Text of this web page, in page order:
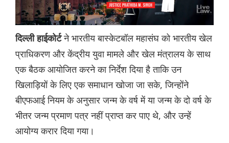
दिल्ली हाईकोर्टने भारतीय बास्केटबॉल महासंघ को भारतीय खेल
प्राधिकरण और केंद्रीय युवा मामले और खेल मंत्रालय के साथ
एक बैठक आयोजित करने का निर्देश दिया है ताकि उन
खिलाड़ियों के लिए एक समाधान खोजा जा सके, जिन्होंने
बीएफआई नियम के अनुसार जन्म के वर्ष में या जन्म के दो वर्ष के
भीतर जन्म प्रमाण पत्र नहीं प्राप्त कर पाए थे, और उन्हें
आयोग्य करार दिया गया।